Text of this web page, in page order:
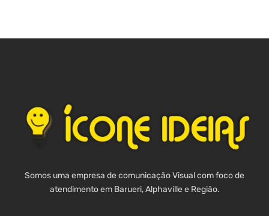
Somos uma empresa de comunicação Visual com foco de
atendimento em Barueri, Alphaville e Região.